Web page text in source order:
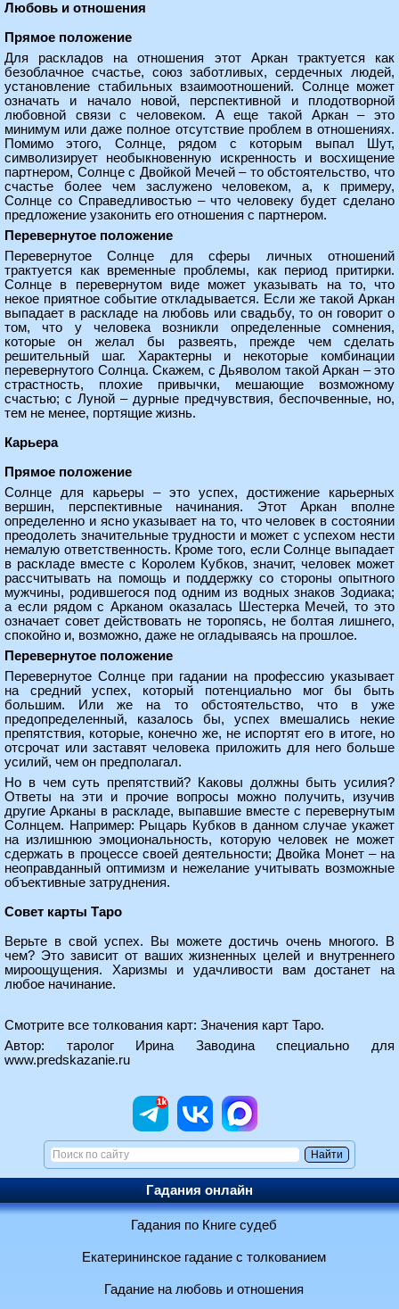
Любовь и отношения
Прямое положение
Для раскладов на отношения этот Аркан трактуется как
безоблачное счастье, союз заботливых, сердечных людей,
установление стабильных взаимоотношений. Солнце может
означать и начало новой, перспективной и плодотворной
любовной связи с человеком. А еще такой Аркан – это
минимум или даже полное отсутствие проблем в отношениях.
Помимо этого, Солнце, рядом с которым выпал Шут,
символизирует необыкновенную искренность и восхищение
партнером, Солнце с Двойкой Мечей – то обстоятельство, что
счастье более чем заслужено человеком, а, к примеру,
Солнце со Справедливостью – что человеку будет сделано
предложение узаконить его отношения с партнером.
Перевернутое положение
Перевернутое Солнце для сферы личных отношений
трактуется как временные проблемы, как период притирки.
Солнце в перевернутом виде может указывать на то, что
некое приятное событие откладывается. Если же такой Аркан
выпадает в раскладе на любовь или свадьбу, то он говорит о
том, что у человека возникли определенные сомнения,
которые он желал бы развеять, прежде чем сделать
решительный шаг. Характерны и некоторые комбинации
перевернутого Солнца. Скажем, с Дьяволом такой Аркан – это
страстность, плохие привычки, мешающие возможному
счастью; с Луной – дурные предчувствия, беспочвенные, но,
тем не менее, портящие жизнь.
Карьера
Прямое положение
Солнце для карьеры – это успех, достижение карьерных
вершин, перспективные начинания. Этот Аркан вполне
определенно и ясно указывает на то, что человек в состоянии
преодолеть значительные трудности и может с успехом нести
немалую ответственность. Кроме того, если Солнце выпадает
в раскладе вместе с Королем Кубков, значит, человек может
рассчитывать на помощь и поддержку со стороны опытного
мужчины, родившегося под одним из водных знаков Зодиака;
а если рядом с Арканом оказалась Шестерка Мечей, то это
означает совет действовать не торопясь, не болтая лишнего,
спокойно и, возможно, даже не огладываясь на прошлое.
Перевернутое положение
Перевернутое Солнце при гадании на профессию указывает
на средний успех, который потенциально мог бы быть
большим. Или же на то обстоятельство, что в уже
предопределенный, казалось бы, успех вмешались некие
препятствия, которые, конечно же, не испортят его в итоге, но
отсрочат или заставят человека приложить для него больше
усилий, чем он предполагал.
Но в чем суть препятствий? Каковы должны быть усилия?
Ответы на эти и прочие вопросы можно получить, изучив
другие Арканы в раскладе, выпавшие вместе с перевернутым
Солнцем. Например: Рыцарь Кубков в данном случае укажет
на излишнюю эмоциональность, которую человек не может
сдержать в процессе своей деятельности; Двойка Монет – на
неоправданный оптимизм и нежелание учитывать возможные
объективные затруднения.
Совет карты Таро
Верьте в свой успех. Вы можете достичь очень многого. В
чем? Это зависит от ваших жизненных целей и внутреннего
мироощущения. Харизмы и удачливости вам достанет на
любое начинание.
Смотрите все толкования карт: Значения карт Таро.
Автор: таролог Ирина Заводина специально для
www.predskazanie.ru
Гадания онлайн
Гадания по Книге судеб
Екатерининское гадание с толкованием
Гадание на любовь и отношения